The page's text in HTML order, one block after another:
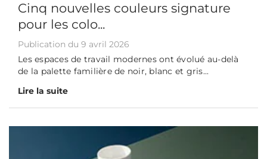
Cinq nouvelles couleurs signature
pour les colo...
Publication du 9 avril 2026
Les espaces de travail modernes ont évolué au-delà
de la palette familière de noir, blanc et gris...
Lire la suite